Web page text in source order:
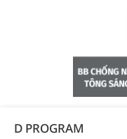
D PROGRAM